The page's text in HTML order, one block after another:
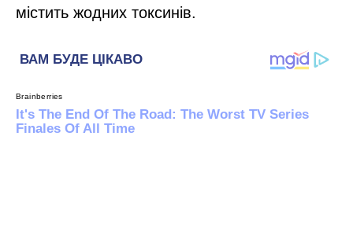
містить жодних токсинів.